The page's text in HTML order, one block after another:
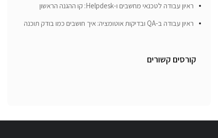
ראיון עבודה לטכנאי מחשבים ו-Helpdesk: קו ההגנה הראשון
ראיון עבודה ב-QA ובדיקות אוטומציה: איך חושבים כמו בודק תוכנה
קורסים קשורים